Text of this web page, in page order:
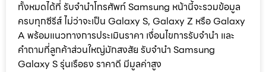
ทั้งหมดได้ที่ รับจำนำโทรศัพท์ Samsung หน้านี้จะรวมข้อมูล
ครบทุกซีรีส์ ไม่ว่าจะเป็น Galaxy S, Galaxy Z หรือ Galaxy
A พร้อมแนวทางการประเมินราคา เงื่อนไขการรับจำนำ และ
คำถามที่ลูกค้าส่วนใหญ่มักสงสัย รับจำนำ Samsung
Galaxy S รุ่นเรือธง ราคาดี มีมูลค่าสูง